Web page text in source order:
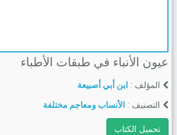
عيون الأنباء في طبقات الأطباء
المؤلف : ابن أبي أصبيعة
التصنيف : الأنساب ومعاجم مختلفة
تحميل الكتاب